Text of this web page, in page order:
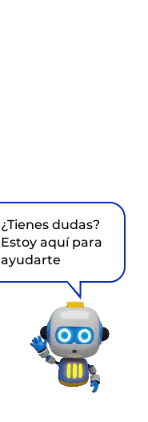
¿Tienes dudas?
Estoy aquí para
ayudarte